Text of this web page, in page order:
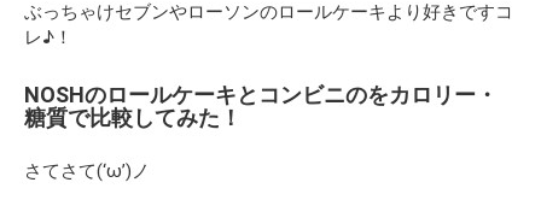
ぶっちゃけセブンやローソンのロールケーキより好きですコ
レ♪！
NOSHのロールケーキとコンビニのをカロリー・
糖質で比較してみた！
さてさて(‘ω’)ノ